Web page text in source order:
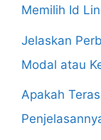
Memilih Id
Jelaskan
Modal atau
Apakah